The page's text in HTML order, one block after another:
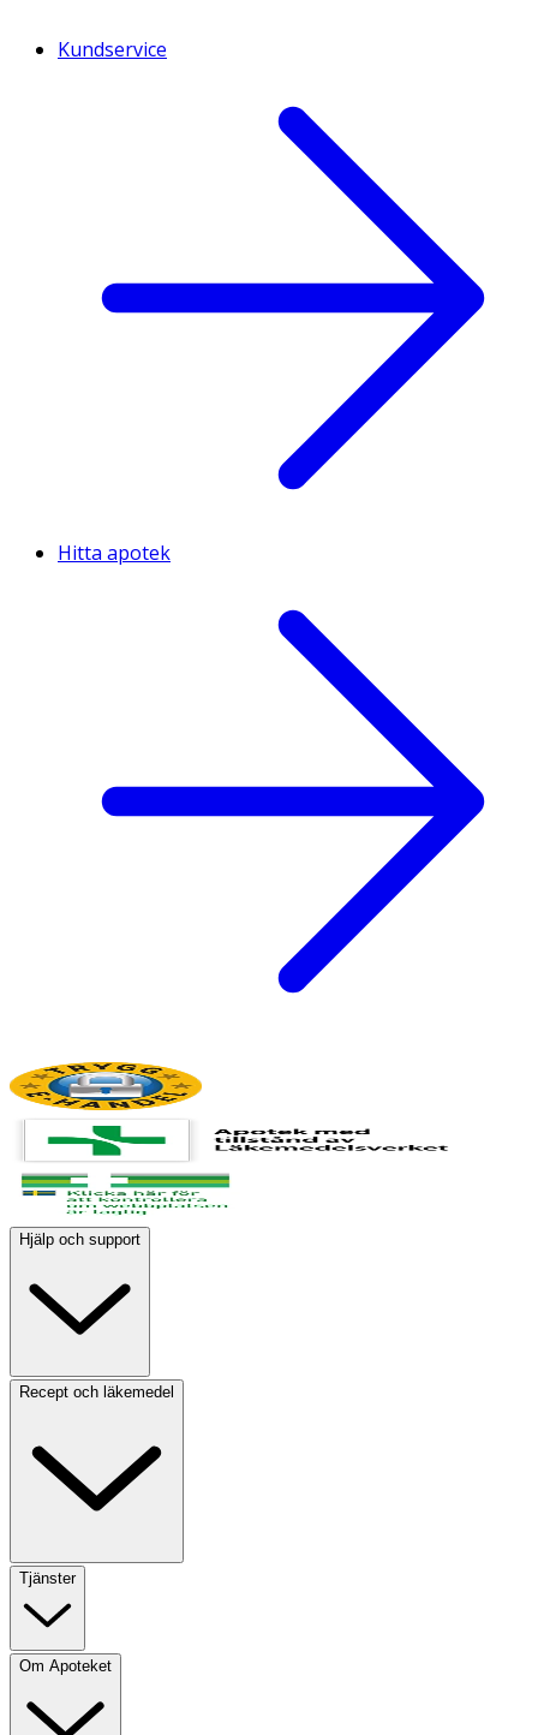
Kundservice
Hitta apotek
Hjälp och support
Recept och läkemedel
Tjänster
Om Apoteket